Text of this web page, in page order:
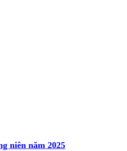
niên năm 2025